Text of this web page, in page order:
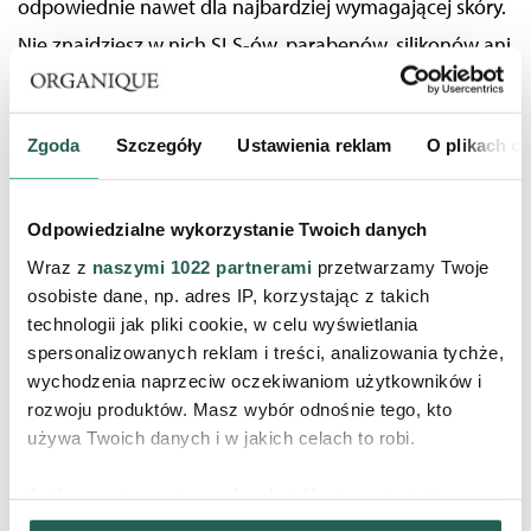
Zgoda Szczegóły Ustawienia reklam O plikach
Odpowiedzialne wykorzystanie Twoich danych
Wraz z naszymi 1022 partnerami przetwarzamy Twoje
osobiste dane, np. adres IP, korzystając z takich
technologii jak pliki cookie, w celu wyświetlania
spersonalizowanych reklam i treści, analizowania tychże,
wychodzenia naprzeciw oczekiwaniom użytkowników i
rozwoju produktów. Masz wybór odnośnie tego, kto
używa Twoich danych i w jakich celach to robi.
Gromadzić dane dotyczące Twojej lokalizacji
odpowiednie nawet dla najbardziej wymagającej skóry.
Nie znajdziesz w nich SLS-ów, parabenów, silikonów ani
składników pochodzenia zwierzęcego, co czyni je
idealnym wyborem również dla wegan.
W zestawie znajduje się 10 kul do kąpieli, w tym z edycji
zapachowa, która tworzy wyjątkowy klimat relaksu i
regeneracji w domowym zaciszu.